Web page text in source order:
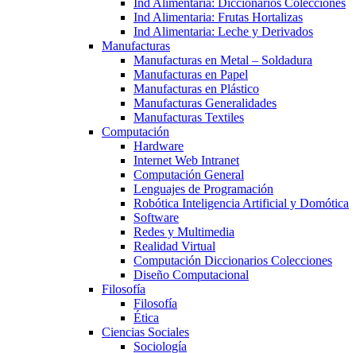
Ind Alimentaria: Diccionarios Colecciones
Ind Alimentaria: Frutas Hortalizas
Ind Alimentaria: Leche y Derivados
Manufacturas
Manufacturas en Metal – Soldadura
Manufacturas en Papel
Manufacturas en Plástico
Manufacturas Generalidades
Manufacturas Textiles
Computación
Hardware
Internet Web Intranet
Computación General
Lenguajes de Programación
Robótica Inteligencia Artificial y Domótica
Software
Redes y Multimedia
Realidad Virtual
Computación Diccionarios Colecciones
Diseño Computacional
Filosofía
Filosofía
Ética
Ciencias Sociales
Sociología